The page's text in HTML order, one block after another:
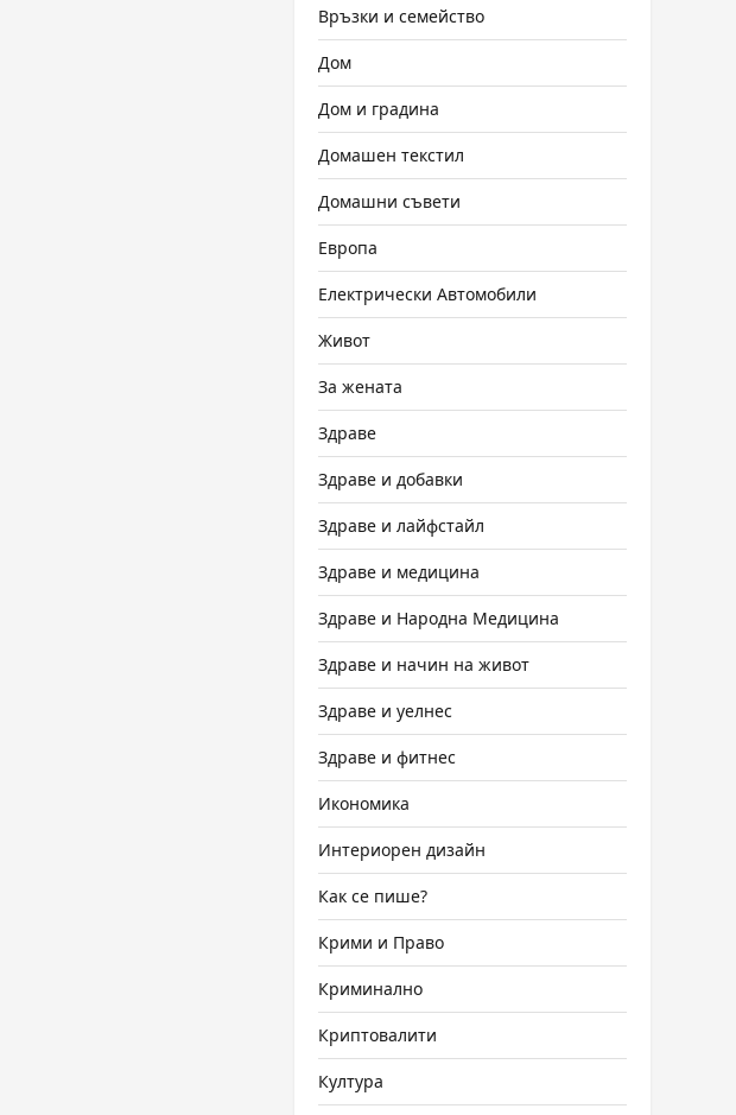
Връзки и семейство
Дом
Дом и градина
Домашен текстил
Домашни съвети
Европа
Електрически Автомобили
Живот
За жената
Здраве
Здраве и добавки
Здраве и лайфстайл
Здраве и медицина
Здраве и Народна Медицина
Здраве и начин на живот
Здраве и уелнес
Здраве и фитнес
Икономика
Интериорен дизайн
Как се пише?
Крими и Право
Криминално
Криптовалити
Култура